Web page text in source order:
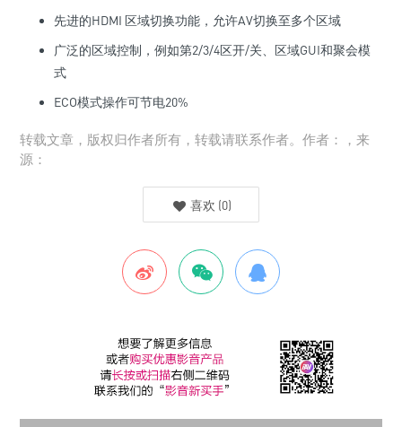
先进的HDMI 区域切换功能，允许AV切换至多个区域
广泛的区域控制，例如第2/3/4区开/关、区域GUI和聚会模
式
ECO模式操作可节电20%
转载文章，版权归作者所有，转载请联系作者。作者：，来
源：
喜欢 (0)